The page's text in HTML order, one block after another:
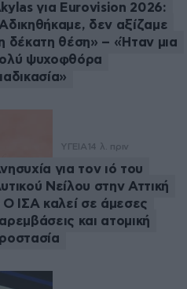
για Eurovision 2026:
δεν αξίζαμε
δέκατη θέση» – «Ήταν μια
ψυχοφθόρα
ΥΓΕΙΑ 14 λ. πριν
για τον ιό του
Νείλου στην Αττική
Ο ΙΣΑ καλεί σε άμεσες
και ατομική